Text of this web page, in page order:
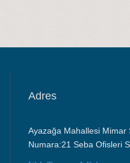
Adres
Ayazağa Mahallesi Mimar
Numara:21 Seba Ofisleri